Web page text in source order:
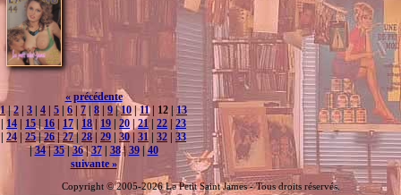
« précédente
1|2 3 4 5 6 7 8 9|10 |11| 12 | 13
14 15| 16 17 18| 19 20 |21 22 |23
24 25|26|27| 28| 29 30 31 32
33
|34|35|36|37| 38|39| 40
suivante »
Copyright © 2005-2026 Le Petit Saint James - Tous droits réservés.